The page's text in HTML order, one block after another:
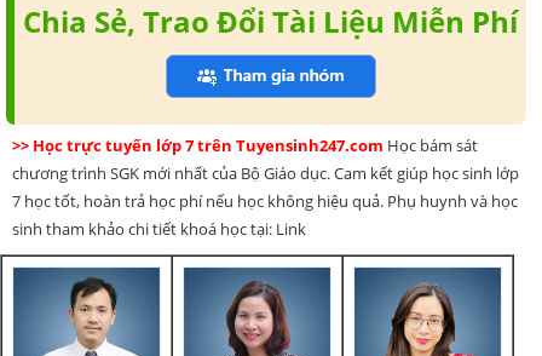
Chia Sẻ, Trao Đổi Tài Liệu Miễn Phí
>> Học trực tuyến lớp 7 trên Tuyensinh247.com Học bám sát
chương trình SGK mới nhất của Bộ Giáo dục. Cam kết giúp học sinh lớp
7 học tốt, hoàn trả học phí nếu học không hiệu quả. Phụ huynh và học
sinh tham khảo chi tiết khoá học tại: Link